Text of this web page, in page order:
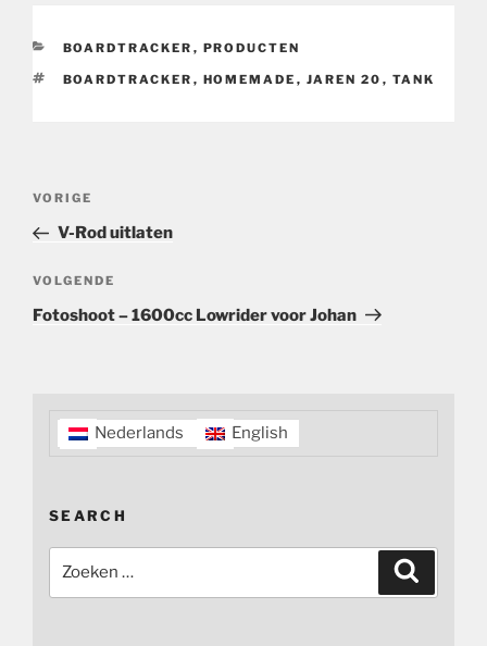
CATEGORIEËN
BOARDTRACKER , PRODUCTEN
TAGS
BOARDTRACKER , HOMEMADE , JAREN 20 , TANK
Bericht
Vorig
bericht
VORIGE
V-Rod uitlaten
Volgend
bericht
VOLGENDE
Fotoshoot – 1600cc Lowrider voor Johan
Nederlands English
SEARCH
naar: